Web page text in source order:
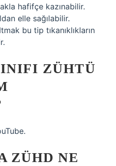
hafifçe kazınabilir.
elle sağılabilir.
bu tip tıkanıklıkların
ZÜHTÜ
ZÜHD NE